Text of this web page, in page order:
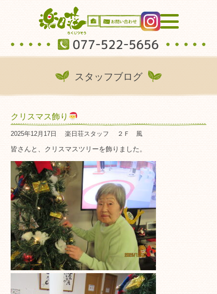
スタッフブログ
クリスマス飾り
2025年12月17日 楽日荘スタッフ ２Ｆ 風
皆さんと、クリスマスツリーを飾りました。